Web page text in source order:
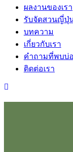
ผลงานของเรา
รับจัดสวนญี่ปุ่
บทความ
เกี่ยวกับเรา
คำถามที่พบบ่
ติดต่อเรา